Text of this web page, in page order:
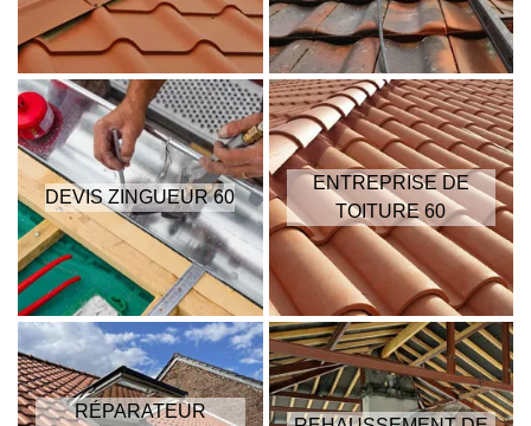
DEVIS ZINGUEUR 60
ENTREPRISE DE
TOITURE 60
RÉPARATEUR